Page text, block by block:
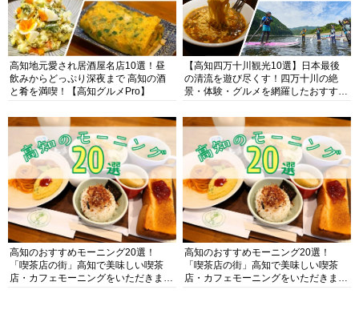
高知地元愛され居酒屋名店10選！昼
飲みからどっぷり深夜まで 高知の酒
と肴を満喫！【高知グルメPro】
【高知四万十川観光10選】日本最後
の清流を遊び尽くす！四万十川の絶
景・体験・グルメを網羅したおすすめ
高知のおすすめモーニング20選！
「喫茶店の街」高知で美味しい喫茶
店・カフェモーニングをいただきま
高知のおすすめモーニング20選！
「喫茶店の街」高知で美味しい喫茶
店・カフェモーニングをいただきま